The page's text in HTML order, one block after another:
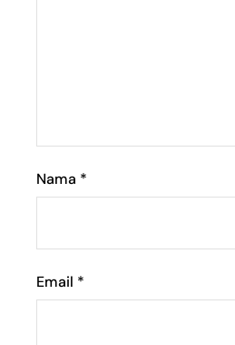
Nama *
Email *